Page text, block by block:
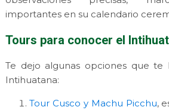
importantes en su calendario
Tours para conocer el
Te dejo algunas opciones que te
Intihuatana:
Tour Cusco y Machu Picchu,